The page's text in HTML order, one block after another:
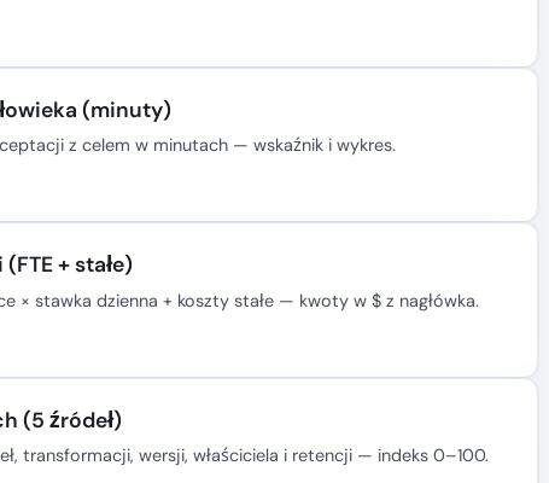
(minuty)
z celem w minutach — wskaźnik i wykres.
+ stałe)
× stawka dzienna + koszty stałe — kwoty w $ z nagłówka.
(5 źródeł)
transformacji, wersji, właściciela i retencji — indeks 0–100.